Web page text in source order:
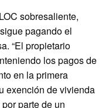
sobresaliente,
pagando el
“El propietario
los pagos de
en la primera
exención de vivienda
parte de un